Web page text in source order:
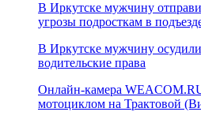
В Иркутске мужчину
угрозы подросткам в
В Иркутске мужчину
водительские права
Онлайн-камера
мотоциклом на Трактовой